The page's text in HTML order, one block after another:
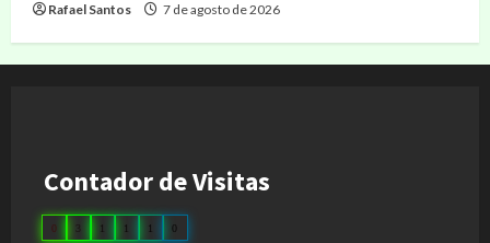
Rafael Santos 7 de agosto de 2026
Contador de Visitas
1 1 1 0